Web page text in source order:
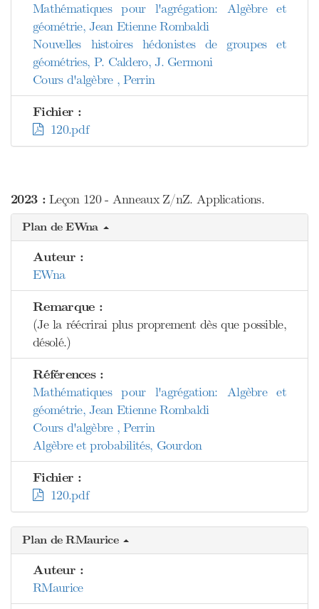
Mathématiques pour l'agrégation: Algèbre et
géométrie, Jean Etienne Rombaldi
Nouvelles histoires hédonistes de groupes et
géométries, P. Caldero, J. Germoni
Cours d'algèbre , Perrin
Fichier :
120.pdf
2023 :Leçon 120 - Anneaux Z/nZ. Applications.
Plan de EWna
Auteur :
EWna
Remarque :
(Je la réécrirai plus proprement dès que possible,
désolé.)
Références :
Mathématiques pour l'agrégation: Algèbre et
géométrie, Jean Etienne Rombaldi
Cours d'algèbre , Perrin
Algèbre et probabilités, Gourdon
Fichier :
120.pdf
Plan de RMaurice
Auteur :
RMaurice